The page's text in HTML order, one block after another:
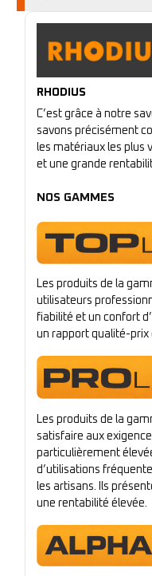
RHODIUS
C’est grâce à notre
savons précisément
les matériaux les plus
et une grande
NOS GAMMES
Les produits de la
utilisateurs
fiabilité et un confort
un rapport qualité-prix
Les produits de la
satisfaire aux
particulièrement
d’utilisations
les artisans. Ils
une rentabilité élevée.